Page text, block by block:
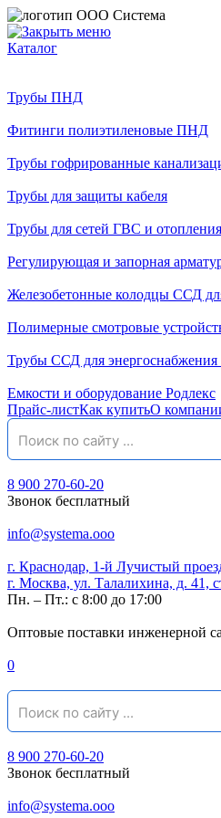
Каталог
Трубы ПНД
Фитинги полиэтиленовые ПНД
Трубы гофрированные
Трубы для защиты кабеля
Трубы для сетей ГВС и отопления
Регулирующая и запорная
Железобетонные колодцы ССД
Полимерные смотровые
Трубы ССД для энергоснабжения
Емкости и оборудование Родлекс
Прайс-листКак купитьО
8 900 270-60-20
Звонок бесплатный
info@systema.ooo
г. Краснодар, 1-й Лучистый
г. Москва, ул. Талалихина, д. 41,
Пн. – Пт.: с 8:00 до 17:00
Оптовые поставки инженерной
0
8 900 270-60-20
Звонок бесплатный
info@systema.ooo